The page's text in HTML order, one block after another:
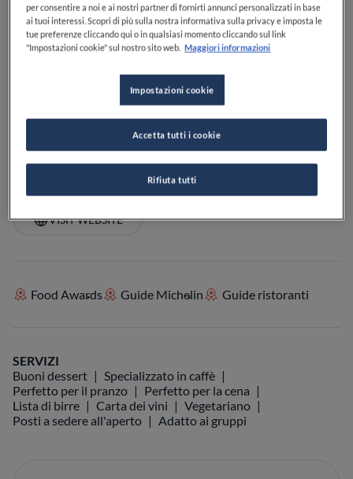
Via G. Maffei, 252044CortonaARItalia
VEDI SULLA MAPPA
VISIT WEBSITE
Food Awards Guide Michelin Guide ristoranti
SERVIZI
Buoni dessert
Specializzato in caffè
Perfetto per il pranzo
Perfetto per la cena
Lista di birre
Carta dei vini
Vegetariano
Posti a sedere all'aperto
Adatto ai gruppi
per consentire a noi e ai nostri partner di fornirti annunci personalizzati in base
ai tuoi interessi. Scopri di più sulla nostra informativa sulla privacy e imposta le
tue preferenze cliccando qui o in qualsiasi momento cliccando sul link
"Impostazioni cookie" sul nostro sito web. Maggiori informazioni
Impostazioni cookie
Rifiuta tutti
Accetta tutti i cookie